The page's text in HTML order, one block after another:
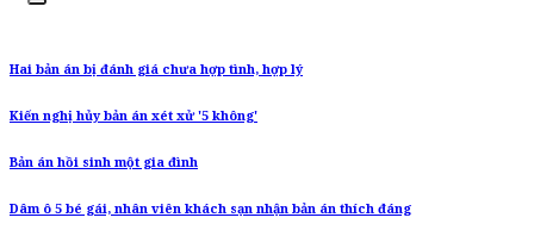
Hai bản án bị đánh giá chưa hợp tình, hợp lý
Kiến nghị hủy bản án xét xử '5 không'
Bản án hồi sinh một gia đình
Dâm ô 5 bé gái, nhân viên khách sạn nhận bản án thích đáng